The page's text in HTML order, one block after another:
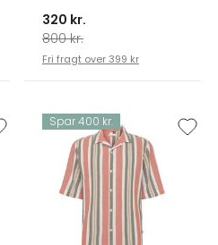
320 kr.
800 kr.
Fri fragt over 399 kr
Spar 400 kr.